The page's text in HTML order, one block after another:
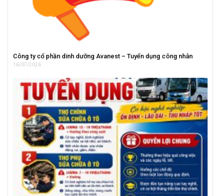
Công ty cổ phần dinh dưỡng Avanest – Tuyển dụng công nhân
16/07/2026